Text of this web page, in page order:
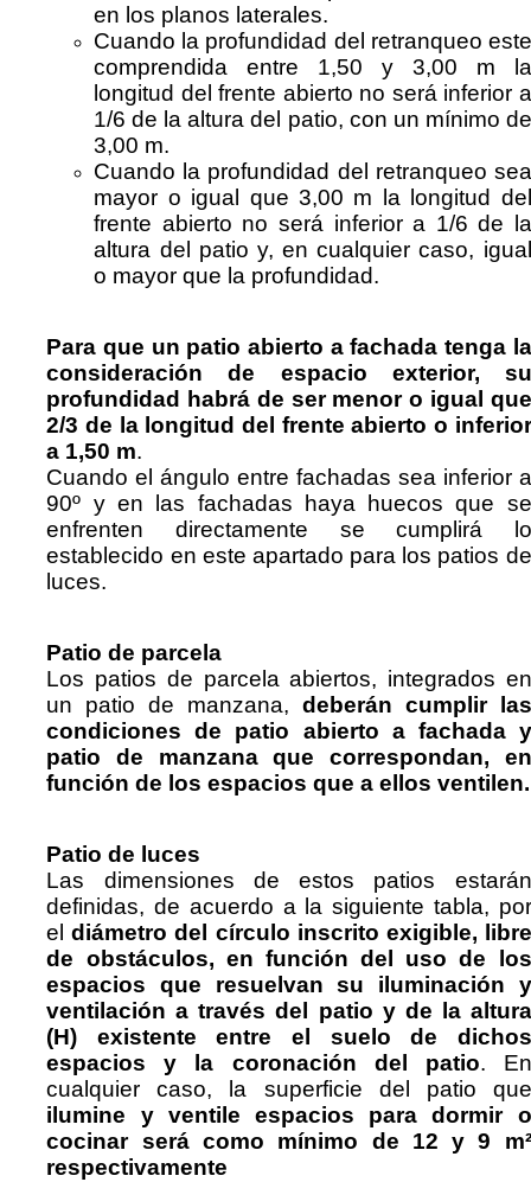
en los planos laterales.
Cuando la profundidad del retranqueo este
comprendida entre 1,50 y 3,00 m la
longitud del frente abierto no será inferior a
1/6 de la altura del patio, con un mínimo de
3,00 m.
Cuando la profundidad del retranqueo sea
mayor o igual que 3,00 m la longitud del
frente abierto no será inferior a 1/6 de la
altura del patio y, en cualquier caso, igual
o mayor que la profundidad.
Para que un patio abierto a fachada tenga la
consideración de espacio exterior, su
profundidad habrá de ser menor o igual que
2/3 de la longitud del frente abierto o inferior
a 1,50 m.
Cuando el ángulo entre fachadas sea inferior a
90º y en las fachadas haya huecos que se
enfrenten directamente se cumplirá lo
establecido en este apartado para los patios de
luces.
Patio de parcela
Los patios de parcela abiertos, integrados en
un patio de manzana, deberán cumplir las
condiciones de patio abierto a fachada y
patio de manzana que correspondan, en
función de los espacios que a ellos ventilen.
Patio de luces
Las dimensiones de estos patios estarán
definidas, de acuerdo a la siguiente tabla, por
eldiámetro del círculo inscrito exigible, libre
de obstáculos, en función del uso de los
espacios que resuelvan su iluminación y
ventilación a través del patio y de la altura
(H) existente entre el suelo de dichos
espacios y la coronación del patio. En
cualquier caso, la superficie del patio que
ilumine y ventile espacios para dormir o
cocinar será como mínimo de 12 y 9 m²
respectivamente